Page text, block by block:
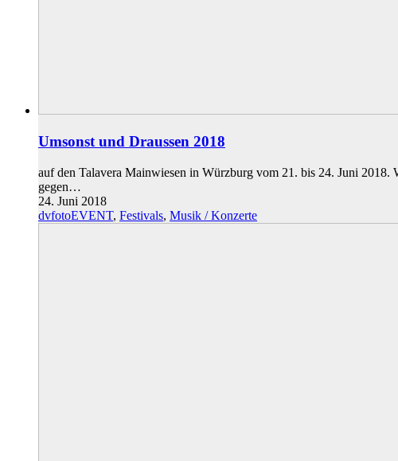
Umsonst und Draussen 2018
auf den Talavera Mainwiesen in Würzburg vom 21. bis 24. Juni
gegen…
24. Juni 2018
dvfotoEVENT, Festivals, Musik / Konzerte